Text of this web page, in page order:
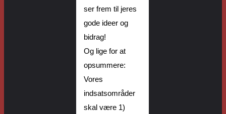
ser frem til jeres
gode ideer og
bidrag!
Og lige for at
opsummere:
Vores
indsatsområder
skal være 1)